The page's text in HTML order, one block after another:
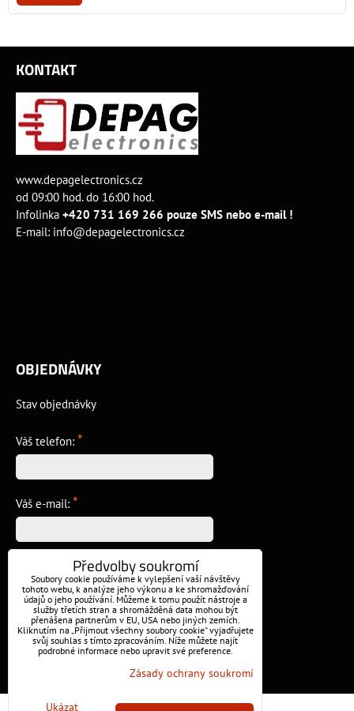
KONTAKT
www.depagelectronics.cz
od 09:00 hod. do 16:00 hod.
Infolinka +420 731 169 266 pouze SMS nebo e-mail !
E-mail: info@depagelectronics.cz
OBJEDNÁVKY
Stav objednávky
Váš telefon: *
Váš e-mail: *
Předvolby soukromí
Soubory cookie používáme k vylepšení vaší návštěvy
tohoto webu, k analýze jeho výkonu a ke shromažďování
údajů o jeho používání. Můžeme k tomu použít nástroje a
služby třetích stran a shromážděná data mohou být
přenášena partnerům v EU, USA nebo jiných zemích.
Kliknutím na „Přijmout všechny soubory cookie“ vyjadřujete
svůj souhlas s tímto zpracováním. Níže můžete najít
podrobné informace nebo upravit své preference.
Zásady ochrany soukromí
Ukázat